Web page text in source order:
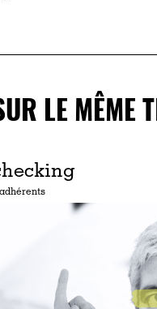
LE MÊME